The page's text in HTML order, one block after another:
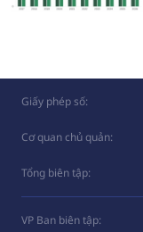
Giấy phép số:
Cơ quan chủ quản:
Tổng biên tập:
VP Ban biên tập: